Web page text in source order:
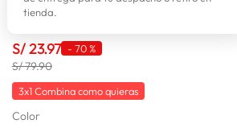
4. moda
6. tv
7. laptop
8.
tienda.
S/23.97 - 70 %
S/ 79.90
3x1 Combina como quieras
Color